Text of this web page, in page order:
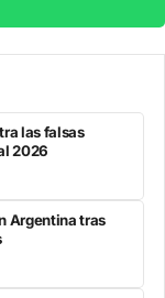
las falsas
2026
Argentina tras